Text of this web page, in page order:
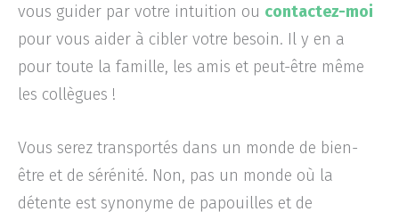
vous guider par votre intuition ou contactez-moi
pour vous aider à cibler votre besoin. Il y en a
pour toute la famille, les amis et peut-être même
les collègues !
Vous serez transportés dans un monde de bien-
être et de sérénité. Non, pas un monde où la
détente est synonyme de papouilles et de